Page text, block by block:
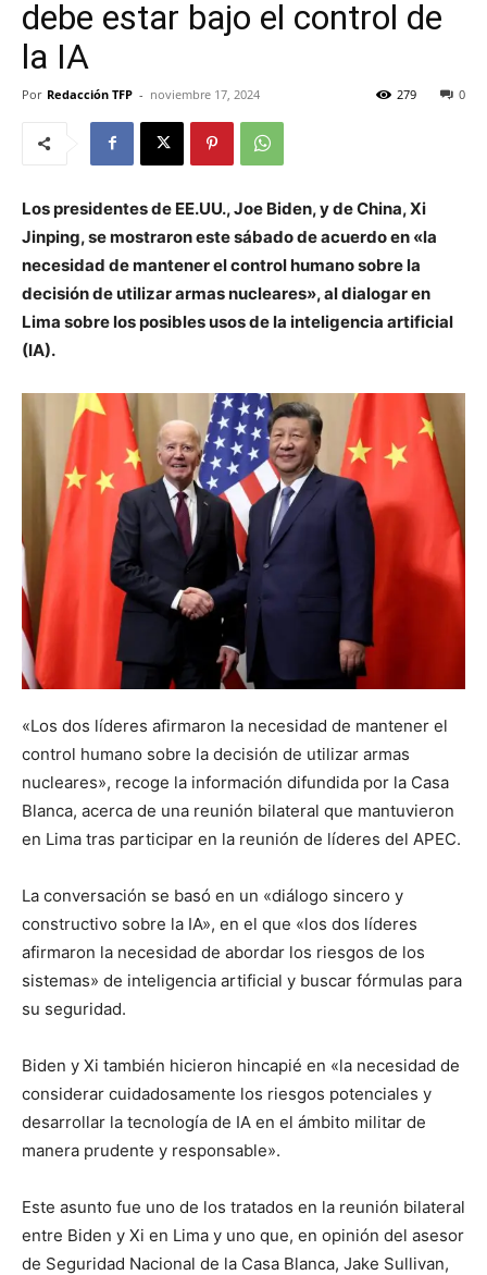
debe estar bajo el control de
la IA
Por Redacción TFP - noviembre 17, 2024 0
279
Los presidentes de EE.UU., Joe Biden, y de China, Xi
Jinping, se mostraron este sábado de acuerdo en «la
necesidad de mantener el control humano sobre la
decisión de utilizar armas nucleares», al dialogar en
Lima sobre los posibles usos de la inteligencia artificial
(IA).
«Los dos líderes afirmaron la necesidad de mantener el
control humano sobre la decisión de utilizar armas
nucleares», recoge la información difundida por la Casa
Blanca, acerca de una reunión bilateral que mantuvieron
en Lima tras participar en la reunión de líderes del APEC.
La conversación se basó en un «diálogo sincero y
constructivo sobre la IA», en el que «los dos líderes
afirmaron la necesidad de abordar los riesgos de los
sistemas» de inteligencia artificial y buscar fórmulas para
su seguridad.
Biden y Xi también hicieron hincapié en «la necesidad de
considerar cuidadosamente los riesgos potenciales y
desarrollar la tecnología de IA en el ámbito militar de
manera prudente y responsable».
Este asunto fue uno de los tratados en la reunión bilateral
entre Biden y Xi en Lima y uno que, en opinión del asesor
de Seguridad Nacional de la Casa Blanca, Jake Sullivan,